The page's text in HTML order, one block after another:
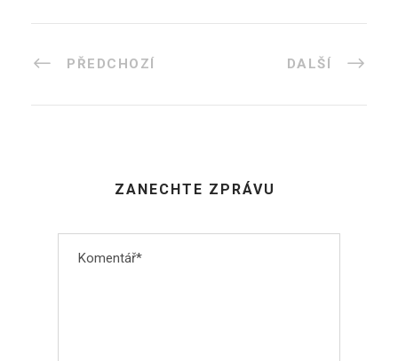
PŘEDCHOZÍ DALŠÍ
ZANECHTE ZPRÁVU